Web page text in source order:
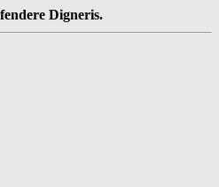
Digneris.